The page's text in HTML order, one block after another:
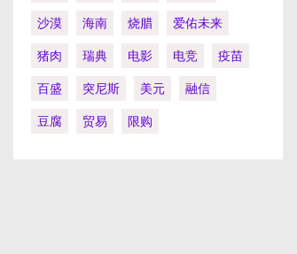
沙漠
海南 烧腊
爱佑未来
猪肉
瑞典 电影 电竞
疫苗
百盛
突尼斯 美元
融信
豆腐
贸易 限购